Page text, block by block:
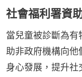
社會福利署資
當兒童被診斷為
助非政府機構向他
身心發展，提升